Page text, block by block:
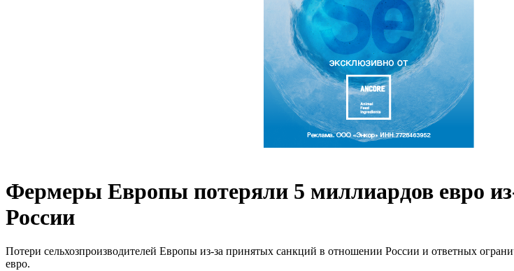
Фермеры Европы потеряли 5 миллиардов евро
России
Потери сельхозпроизводителей Европы из-за принятых санкций в отношении России и ответных
евро.